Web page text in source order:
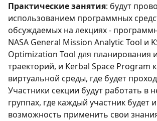
Практические занятия: будут
использованием программных
обсуждаемых на лекциях -
NASA General Mission Analytic Tool и
Optimization Tool для планирования
траекторий, и Kerbal Space Program
виртуальной среды, где будет
Участники секции будут работать в
группах, где каждый участник будет
возможность применить свои